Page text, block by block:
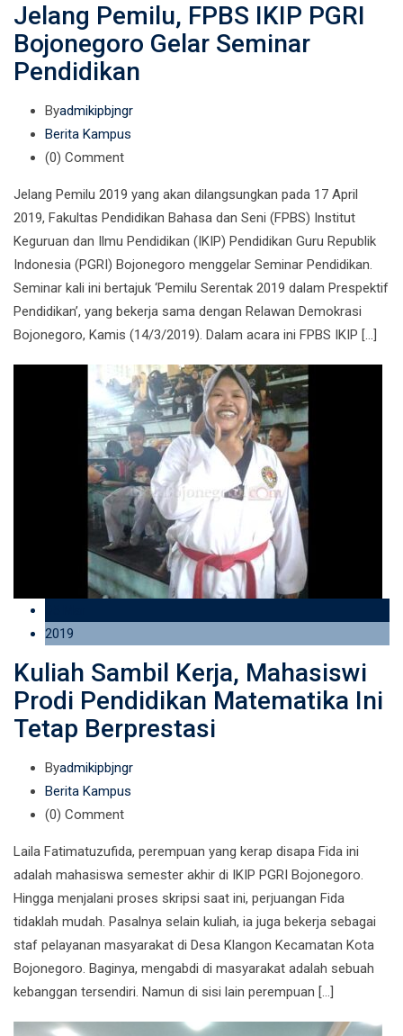
Jelang Pemilu, FPBS IKIP PGRI
Bojonegoro Gelar Seminar
Pendidikan
Byadmikipbjngr
Berita Kampus
(0) Comment
Jelang Pemilu 2019 yang akan dilangsungkan pada 17 April
2019, Fakultas Pendidikan Bahasa dan Seni (FPBS) Institut
Keguruan dan Ilmu Pendidikan (IKIP) Pendidikan Guru Republik
Indonesia (PGRI) Bojonegoro menggelar Seminar Pendidikan.
Seminar kali ini bertajuk ‘Pemilu Serentak 2019 dalam Prespektif
Pendidikan’, yang bekerja sama dengan Relawan Demokrasi
Bojonegoro, Kamis (14/3/2019). Dalam acara ini FPBS IKIP […]
2019
Kuliah Sambil Kerja, Mahasiswi
Prodi Pendidikan Matematika Ini
Tetap Berprestasi
Byadmikipbjngr
Berita Kampus
(0) Comment
Laila Fatimatuzufida, perempuan yang kerap disapa Fida ini
adalah mahasiswa semester akhir di IKIP PGRI Bojonegoro.
Hingga menjalani proses skripsi saat ini, perjuangan Fida
tidaklah mudah. Pasalnya selain kuliah, ia juga bekerja sebagai
staf pelayanan masyarakat di Desa Klangon Kecamatan Kota
Bojonegoro. Baginya, mengabdi di masyarakat adalah sebuah
kebanggan tersendiri. Namun di sisi lain perempuan […]